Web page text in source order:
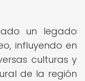
un legado
influyendo en
culturas y
de la región